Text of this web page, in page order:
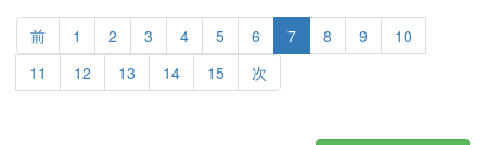
前 1 2 3 4 5 6 7 8 9
10
11
12 13 14 15 次